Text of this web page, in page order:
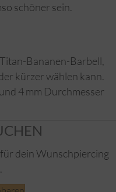
schöner sein.
Bananen-Barbell,
kürzer wählen kann.
4 mm Durchmesser
dein Wunschpiercing